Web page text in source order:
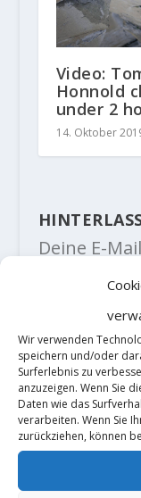
Wir verwenden
speichern und/oder
Surferlebnis zu
anzuzeigen. Wenn Sie
Daten wie das
verarbeiten. Wenn Sie
zurückziehen, können
Video:
Honnold
under 2
14. Oktober
Deine E-
sind mit*